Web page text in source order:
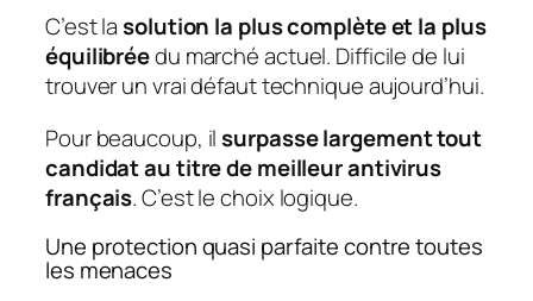
C’est lasolution la plus complète et la plus
équilibréedu marché actuel. Difficile de lui
trouver un vrai défaut technique aujourd’hui.
Pour beaucoup, ilsurpasse largement tout
candidat au titre de meilleur antivirus
français. C’est le choix logique.
Une protection quasi parfaite contre toutes
les menaces